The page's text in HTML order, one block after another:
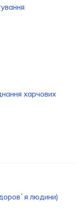
харчових
людини)